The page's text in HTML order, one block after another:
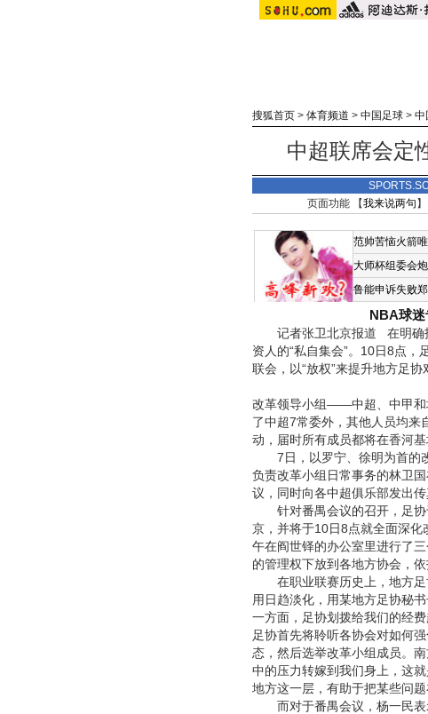
搜狐首页> 体育频道 > 中国足球> 中
中超联席会定
页面功能 【我来说两句
范帅苦恼火箭
大师杯组委会
鲁能申诉失败
NBA球
记者张卫北京报道 在明确拒
资人的“私自集会”。10日8点
联会，以“放权”来提升地方足
改革领导小组——中超、中甲和
了中超7常委外，其他人员均来
动，届时所有成员都将在香河基
7日，以罗宁、徐明为首的改
负责改革小组日常事务的林卫
议，同时向各中超俱乐部发出
针对番禺会议的召开，足协
京，并将于10日8点就全面深
午在阎世铎的办公室里进行了
的管理权下放到各地方协会，
在职业联赛历史上，地方足
用日趋淡化，用某地方足协秘
一方面，足协划拨给我们的经
足协首先将聆听各协会对如何
态，然后选举改革小组成员。
中的压力转嫁到我们身上，这
地方这一层，有助于把某些问
而对于番禺会议，杨一民表